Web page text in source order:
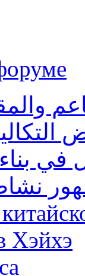
بناء
Хэйхэ